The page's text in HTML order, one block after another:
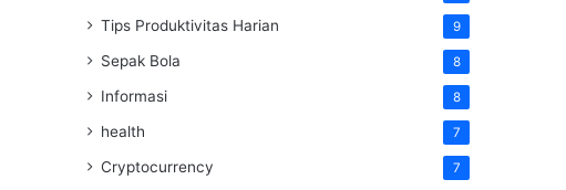
Tips Produktivitas Harian 9
Sepak Bola 8
Informasi 8
health 7
Cryptocurrency 7